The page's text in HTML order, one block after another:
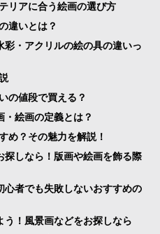
リアに合う絵画の選び方
違いとは？
彩・アクリルの絵の具の違いっ
の値段で買える？
・絵画の定義とは？
め？その魅力を解説！
探しなら！版画や絵画を飾る際
者でも失敗しないおすすめの
！風景画などをお探しなら